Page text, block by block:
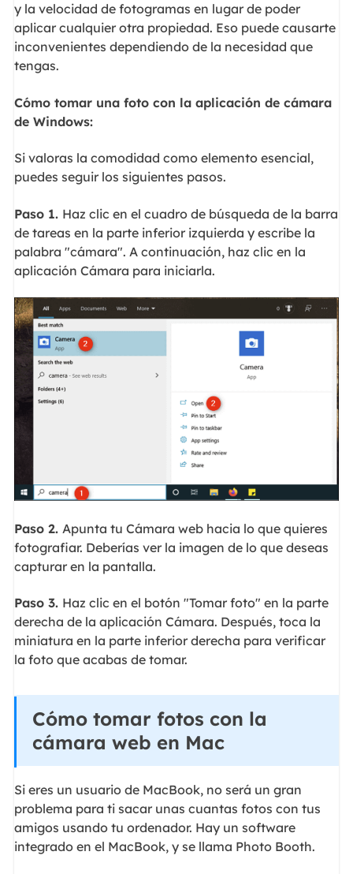
y la velocidad de fotogramas en lugar de poder
aplicar cualquier otra propiedad. Eso puede causarte
inconvenientes dependiendo de la necesidad que
tengas.
Cómo tomar una foto con la aplicación de cámara
de Windows:
Si valoras la comodidad como elemento esencial,
puedes seguir los siguientes pasos.
Paso 1. Haz clic en el cuadro de búsqueda de la barra
de tareas en la parte inferior izquierda y escribe la
palabra "cámara". A continuación, haz clic en la
aplicación Cámara para iniciarla.
Paso 2. Apunta tu Cámara web hacia lo que quieres
fotografiar. Deberías ver la imagen de lo que deseas
capturar en la pantalla.
Paso 3. Haz clic en el botón "Tomar foto" en la parte
derecha de la aplicación Cámara. Después, toca la
miniatura en la parte inferior derecha para verificar
la foto que acabas de tomar.
Cómo tomar fotos con la
cámara web en Mac
Si eres un usuario de MacBook, no será un gran
problema para ti sacar unas cuantas fotos con tus
amigos usando tu ordenador. Hay un software
integrado en el MacBook, y se llama Photo Booth.